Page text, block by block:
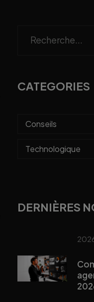
CATEGORIES
Conseils
Technologique
DERNIÈRES